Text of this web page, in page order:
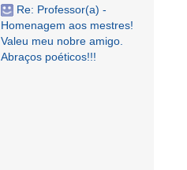
Re: Professor(a) -
Homenagem aos mestres!
Valeu meu nobre amigo.
Abraços poéticos!!!